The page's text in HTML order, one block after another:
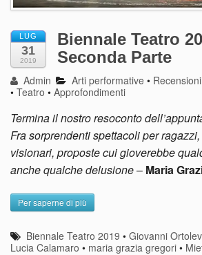
LUG
31
2019
Biennale Teatro
Seconda Parte
Admin Arti performative • Recensioni
• Teatro • Approfondimenti
Termina il nostro resoconto
Fra sorprendenti spettacoli per
visionari, proposte cui gioverebbe
anche qualche delusione– Maria
Per saperne di più
Biennale Teatro 2019 •Giovanni
Lucia Calamaro • maria grazia gregori •